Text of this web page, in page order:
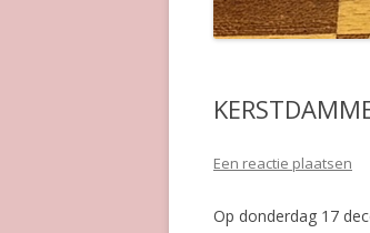
Een reactie plaatsen
Op donderdag 17